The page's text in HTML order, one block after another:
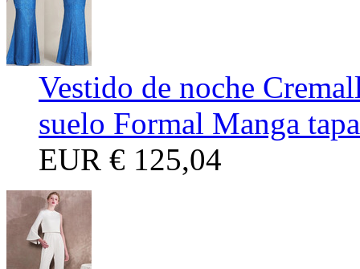
Vestido de noche
suelo Formal Manga
EUR € 125,04